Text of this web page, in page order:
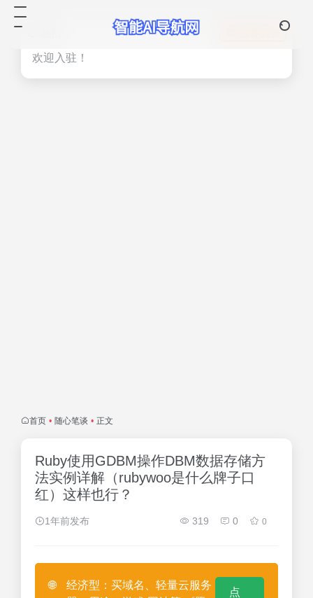
欢迎入驻！
首页 • 随心笔谈 • 正文
Ruby使用GDBM操作DBM数据存储方
法实例详解（rubywoo是什么牌子口
红）这样也行？
1年前发布 319 0 0
🌐
经济型：买域名、轻量云服务
点